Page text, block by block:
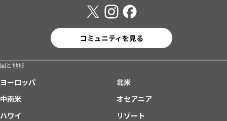
コミュニティを見る
国と地域
ヨーロッパ
北米
中南米
オセアニア
ハワイ
リゾート